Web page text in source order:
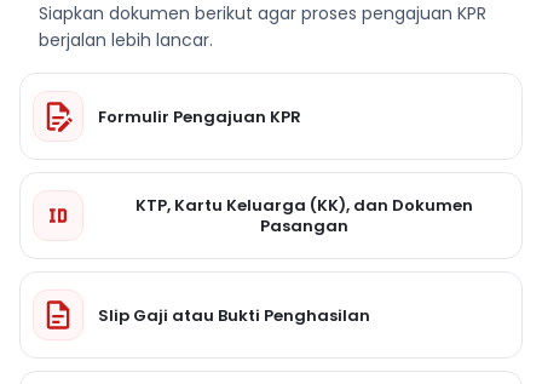
Siapkan dokumen berikut agar proses pengajuan KPR
berjalan lebih lancar.
Formulir Pengajuan KPR
KTP, Kartu Keluarga (KK), dan Dokumen
Pasangan
Slip Gaji atau Bukti Penghasilan